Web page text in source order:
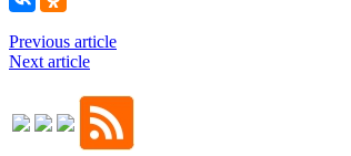
Previous article
Next article